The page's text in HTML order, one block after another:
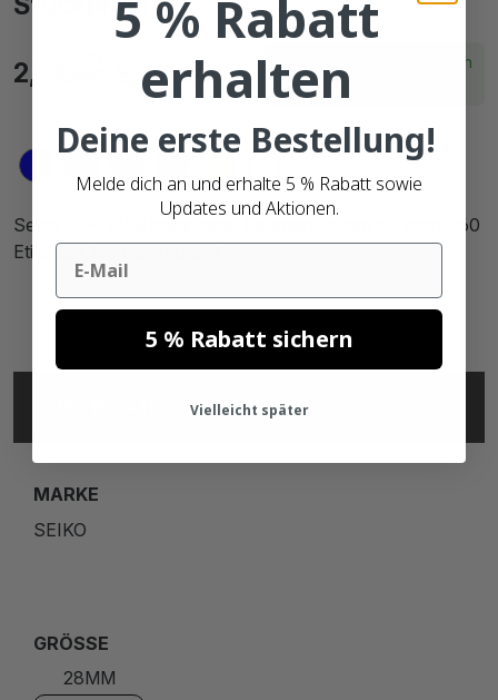
13€ Bruttopreise
2,
Lieferzeit innerhalb von
2 Arbeitstagen
Seiko SLP-1BLB kompatible Etiketten, 28mm x 89mm, 260
Etiketten, blau, permanent
SPECIFICATIONS
MARKE
SEIKO
GRÖSSE
28MM
5 % Rabatt
erhalten
Deine erste Bestellung!
Melde dich an und erhalte 5 % Rabatt sowie
Updates und Aktionen.
Email
5 % Rabatt sichern
Vielleicht später